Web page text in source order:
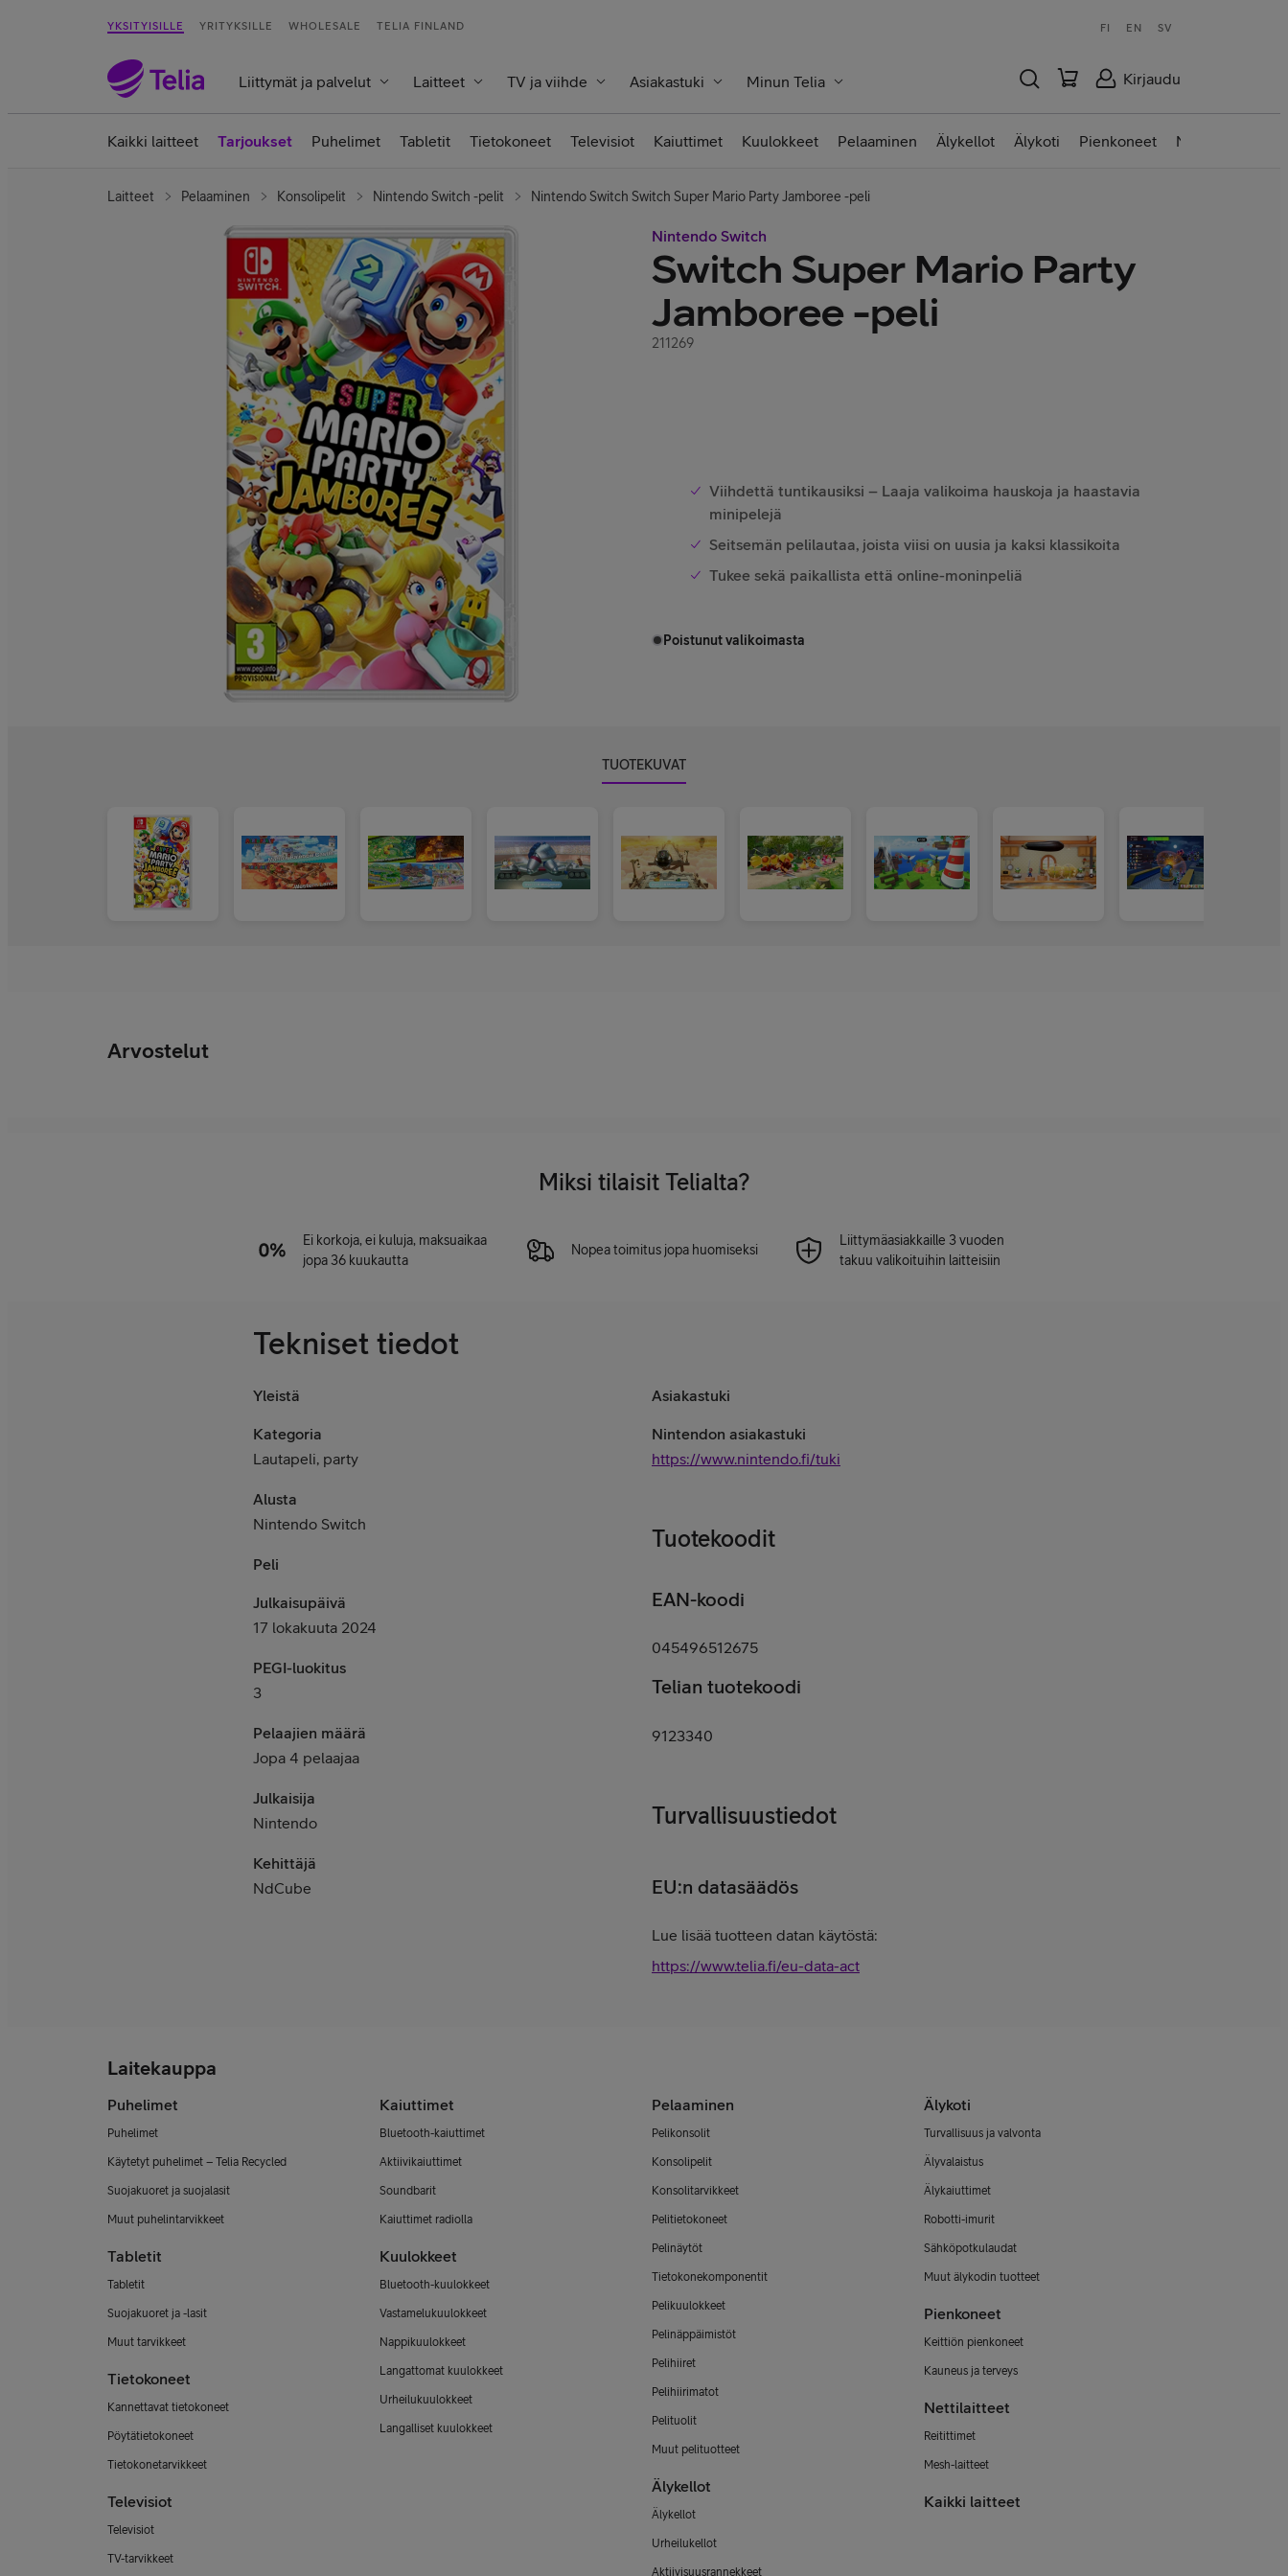
YKSITYISILLE YRITYKSILLE WHOLESALE TELIA FINLAND FI EN SV
Liittymät ja palvelut Laitteet TV ja viihde Asiakastuki Minun Telia Kirjaudu
Kaikki laitteet Tarjoukset Puhelimet Tabletit Tietokoneet Televisiot Kaiuttimet Kuulokkeet Pelaaminen Älykellot Älykoti Pienkoneet Nettilaitteet
Laitteet Pelaaminen Konsolipelit Nintendo Switch -pelit Nintendo Switch Switch Super Mario Party Jamboree -peli
Nintendo Switch
Switch Super Mario Party
Jamboree -peli
211269
Viihdettä tuntikausiksi – Laaja valikoima hauskoja ja haastavia
minipelejä
Seitsemän pelilautaa, joista viisi on uusia ja kaksi klassikoita
Tukee sekä paikallista että online-moninpeliä
Poistunut valikoimasta
TUOTEKUVAT
Arvostelut
Miksi tilaisit Telialta?
Ei korkoja, ei kuluja, maksuaikaa
jopa 36 kuukautta
Nopea toimitus jopa huomiseksi
Liittymäasiakkaille 3 vuoden
takuu valikoituihin laitteisiin
Tekniset tiedot
Yleistä
Kategoria
Lautapeli, party
Alusta
Nintendo Switch
Peli
Julkaisupäivä
17 lokakuuta 2024
PEGI-luokitus
3
Pelaajien määrä
Jopa 4 pelaajaa
Julkaisija
Nintendo
Kehittäjä
NdCube
Asiakastuki
Nintendon asiakastuki
https://www.nintendo.fi/tuki
Tuotekoodit
EAN-koodi
045496512675
Telian tuotekoodi
9123340
Turvallisuustiedot
EU:n datasäädös
Lue lisää tuotteen datan käytöstä:
https://www.telia.fi/eu-data-act
Laitekauppa
Puhelimet
Puhelimet
Käytetyt puhelimet – Telia Recycled
Suojakuoret ja suojalasit
Muut puhelintarvikkeet
Tabletit
Tabletit
Suojakuoret ja -lasit
Muut tarvikkeet
Tietokoneet
Kannettavat tietokoneet
Pöytätietokoneet
Tietokonetarvikkeet
Televisiot
Televisiot
TV-tarvikkeet
Kaiuttimet
Bluetooth-kaiuttimet
Aktiivikaiuttimet
Soundbarit
Kaiuttimet radiolla
Kuulokkeet
Bluetooth-kuulokkeet
Vastamelukuulokkeet
Nappikuulokkeet
Langattomat kuulokkeet
Urheilukuulokkeet
Langalliset kuulokkeet
Pelaaminen
Pelikonsolit
Konsolipelit
Konsolitarvikkeet
Pelitietokoneet
Pelinäytöt
Tietokonekomponentit
Pelikuulokkeet
Pelinäppäimistöt
Pelihiiret
Pelihiirimatot
Pelituolit
Muut pelituotteet
Älykellot
Älykellot
Urheilukellot
Aktiivisuusrannekkeet
Älykoti
Turvallisuus ja valvonta
Älyvalaistus
Älykaiuttimet
Robotti-imurit
Sähköpotkulaudat
Muut älykodin tuotteet
Pienkoneet
Keittiön pienkoneet
Kauneus ja terveys
Nettilaitteet
Reitittimet
Mesh-laitteet
Kaikki laitteet